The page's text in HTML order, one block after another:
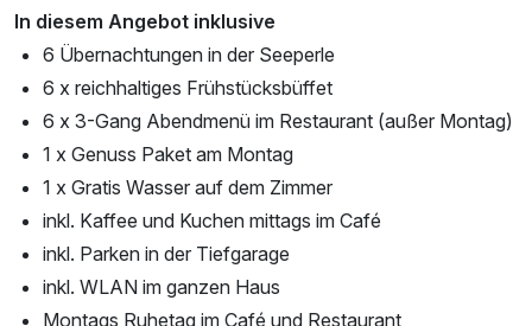
In diesem Angebot inklusive
6 Übernachtungen in der Seeperle
6 x reichhaltiges Frühstücksbüffet
6 x 3-Gang Abendmenü im Restaurant (außer Montag)
1 x Genuss Paket am Montag
1 x Gratis Wasser auf dem Zimmer
inkl. Kaffee und Kuchen mittags im Café
inkl. Parken in der Tiefgarage
inkl. WLAN im ganzen Haus
Montags Ruhetag im Café und Restaurant